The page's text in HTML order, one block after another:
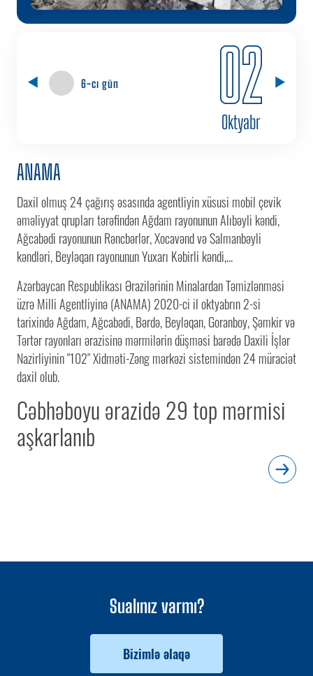
6-cı gün 02
Oktyabr
ANAMA
Cəbhəboyu ərazidə 29 top mərmisi
aşkarlanıb
Azərbaycan Respublikası Ərazilərinin Minalardan Təmizlənməsi
üzrə Milli Agentliyinə (ANAMA) 2020-ci il oktyabrın 2-si
tarixində Ağdam, Ağcabədi, Bərdə, Beyləqan, Goranboy, Şəmkir və
Tərtər rayonları ərazisinə mərmilərin düşməsi barədə Daxili İşlər
Nazirliyinin ″102″ Xidməti-Zəng mərkəzi sistemindən 24 müraciət
daxil olub.
Daxil olmuş 24 çağırış əsasında agentliyin xüsusi mobil çevik
əməliyyat qrupları tərəfindən Ağdam rayonunun Alıbəyli kəndi,
Ağcabədi rayonunun Rəncbərlər, Xocavənd və Salmanbəyli
kəndləri, Beyləqan rayonunun Yuxarı Kəbirli kəndi,...
Sualınız varmı?
Bizimlə əlaqə